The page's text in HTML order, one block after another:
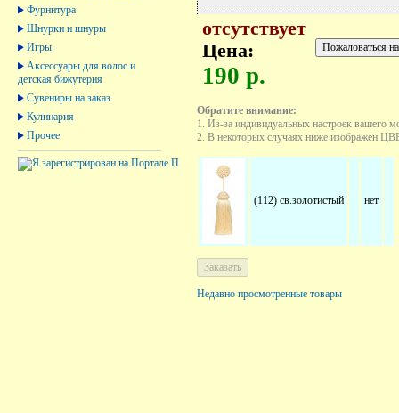
Фурнитура
Шнурки и шнуры
Игры
Аксессуары для волос и
детская бижутерия
Сувениры на заказ
Кулинария
Прочее
отсутствует
Цена:
190 р.
Обратите внимание:
1. Из-за индивидуальных настроек вашего
2. В некоторых случаях ниже изображен
(112) св.золотистый нет
Недавно просмотренные товары